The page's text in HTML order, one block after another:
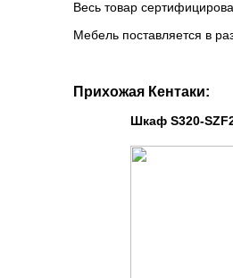
Весь товар
Мебель поставляется в
Прихожая Кентаки:
Шкаф S320-